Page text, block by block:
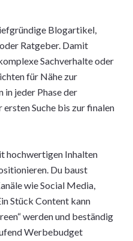
Blogartikel,
Ratgeber. Damit
Sachverhalte oder
für Nähe zur
in jeder Phase der
Suche bis zur finalen
hochwertigen Inhalten
Du baust
wie Social Media,
Stück Content kann
werden und beständig
Werbebudget